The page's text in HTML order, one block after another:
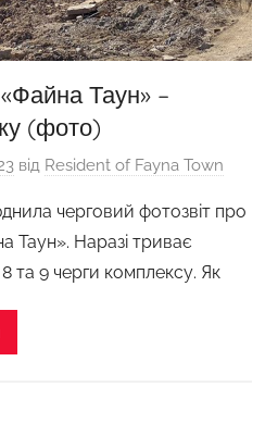
Таун» –
(фото)
від Resident of Fayna Town
черговий фотозвіт про
Таун». Наразі триває
та 9 черги комплексу. Як